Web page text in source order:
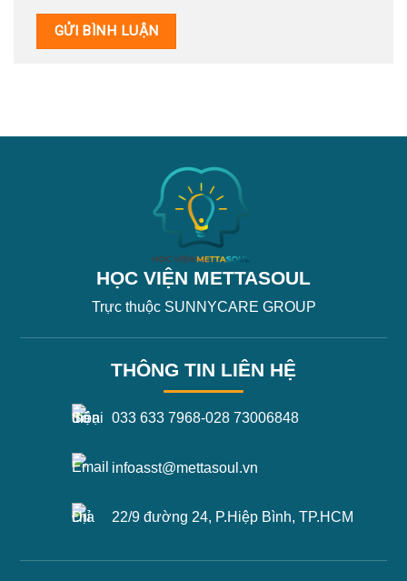
HỌC VIỆN METTASOUL
Trực thuộc SUNNYCARE GROUP
THÔNG TIN LIÊN HỆ
033 633 7968-028 73006848
infoasst@mettasoul.vn
22/9 đường 24, P.Hiệp Bình, TP.HCM